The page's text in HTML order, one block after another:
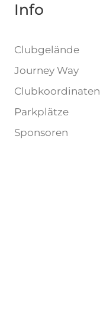
Info
Clubgelände
Journey Way
Clubkoordinaten
Parkplätze
Sponsoren